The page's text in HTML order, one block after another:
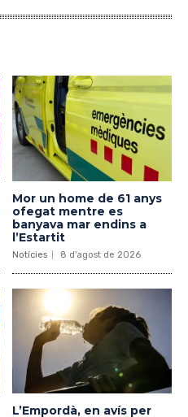
Mor un home de 61 anys
ofegat mentre es
banyava mar endins a
l’Estartit
Notícies 8 d'agost de 2026
L’Empordà, en avís per